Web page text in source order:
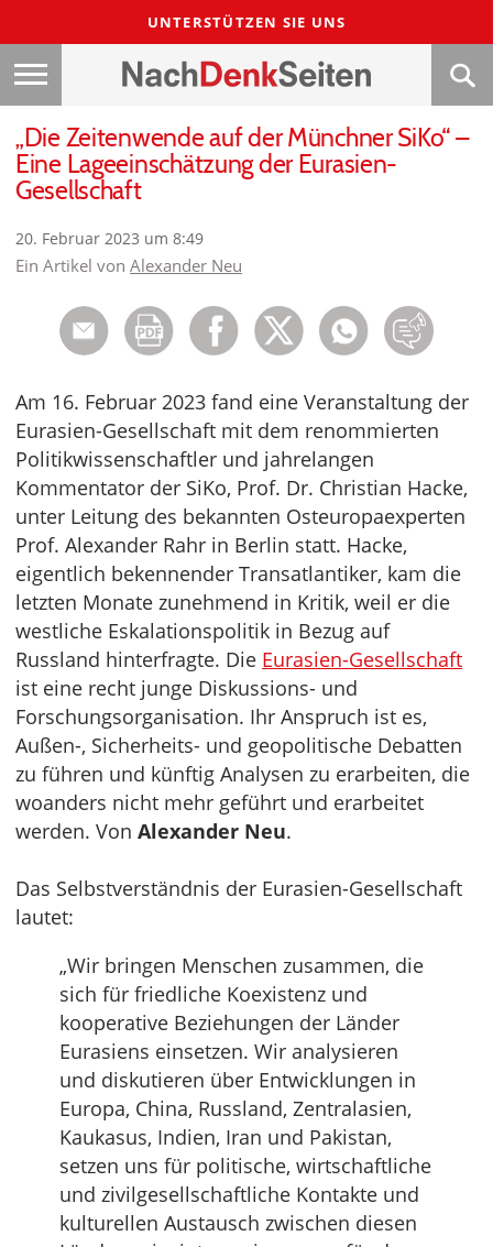
UNTERSTÜTZEN SIE UNS
„Die Zeitenwende auf der Münchner SiKo“ –
Eine Lageeinschätzung der Eurasien-
Gesellschaft
20. Februar 2023 um 8:49
Ein Artikel von Alexander Neu
Am 16. Februar 2023 fand eine Veranstaltung der
Eurasien-Gesellschaft mit dem renommierten
Politikwissenschaftler und jahrelangen
Kommentator der SiKo, Prof. Dr. Christian Hacke,
unter Leitung des bekannten Osteuropaexperten
Prof. Alexander Rahr in Berlin statt. Hacke,
eigentlich bekennender Transatlantiker, kam die
letzten Monate zunehmend in Kritik, weil er die
westliche Eskalationspolitik in Bezug auf
Russland hinterfragte. Die Eurasien-Gesellschaft
ist eine recht junge Diskussions- und
Forschungsorganisation. Ihr Anspruch ist es,
Außen-, Sicherheits- und geopolitische Debatten
zu führen und künftig Analysen zu erarbeiten, die
woanders nicht mehr geführt und erarbeitet
werden. Von Alexander Neu.
Das Selbstverständnis der Eurasien-Gesellschaft
lautet:
„Wir bringen Menschen zusammen, die
sich für friedliche Koexistenz und
kooperative Beziehungen der Länder
Eurasiens einsetzen. Wir analysieren
und diskutieren über Entwicklungen in
Europa, China, Russland, Zentralasien,
Kaukasus, Indien, Iran und Pakistan,
setzen uns für politische, wirtschaftliche
und zivilgesellschaftliche Kontakte und
kulturellen Austausch zwischen diesen